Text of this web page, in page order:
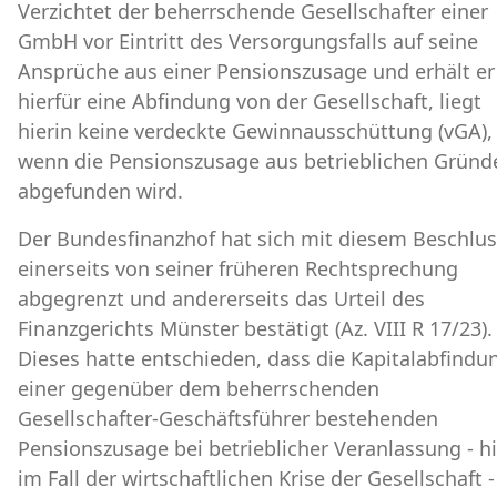
Verzichtet der beherrschende Gesellschafter einer
GmbH vor Eintritt des Versorgungsfalls auf seine
Ansprüche aus einer Pensionszusage und erhält er
hierfür eine Abfindung von der Gesellschaft, liegt
hierin keine verdeckte Gewinnausschüttung (vGA),
wenn die Pensionszusage aus betrieblichen
abgefunden wird.
Der Bundesfinanzhof hat sich mit diesem
einerseits von seiner früheren Rechtsprechung
abgegrenzt und andererseits das Urteil des
Finanzgerichts Münster bestätigt (Az. VIII R 17/23).
Dieses hatte entschieden, dass die
einer gegenüber dem beherrschenden
Gesellschafter-Geschäftsführer bestehenden
Pensionszusage bei betrieblicher Veranlassung -
im Fall der wirtschaftlichen Krise der Gesellschaft -